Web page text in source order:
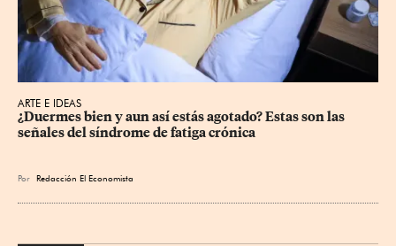
ARTE E IDEAS
¿Duermes bien y aun así estás agotado? Estas son las
señales del síndrome de fatiga crónica
Por Redacción El Economista